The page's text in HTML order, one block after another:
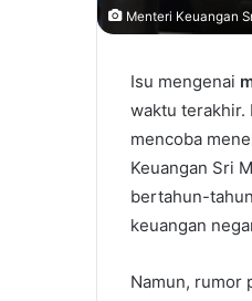
Menteri Keuangan
Isu mengenai
waktu terakhir.
mencoba
Keuangan Sri
bertahun-
keuangan
Namun, rumor